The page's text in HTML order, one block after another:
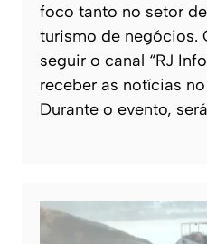
foco tanto no setor
turismo de negócios.
seguir o canal “RJ
receber as notícias
Durante o evento, será